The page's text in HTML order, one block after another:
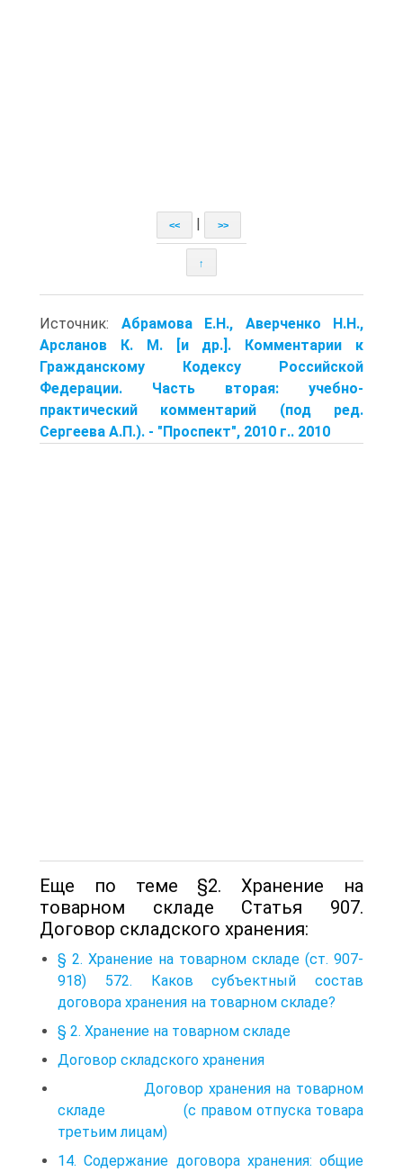
<< >>
↑
Источник: Абрамова Е.Н., Аверченко Н.Н.,
Арсланов К. М. [и др.]. Комментарии к
Гражданскому Кодексу Российской
Федерации. Часть вторая: учебно-
практический комментарий (под ред.
Сергеева А.П.). - "Проспект", 2010 г.. 2010
Еще по теме §2. Хранение на
товарном складе Статья 907.
Договор складского хранения:
§ 2. Хранение на товарном складе (ст. 907-
918) 572. Каков субъектный состав
договора хранения на товарном складе?
§ 2. Хранение на товарном складе
Договор складского хранения
Договор хранения на товарном
складе (с правом отпуска товара
третьим лицам)
14. Содержание договора хранения: общие